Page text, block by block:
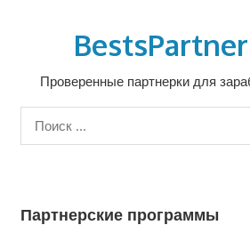
содержимому
Проверенные партнерки для
Партнерские программы